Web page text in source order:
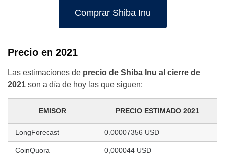
Comprar Shiba Inu
Precio en 2021
Las estimaciones de precio de Shiba Inu al cierre de
2021 son a día de hoy las que siguen:
EMISOR PRECIO ESTIMADO 2021
LongForecast 0.00007356 USD
CoinQuora 0,000044 USD